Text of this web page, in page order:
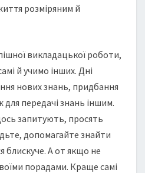
розміряним й
викладацької роботи,
й учимо інших. Дні
нових знань, придбання
передачі знань іншим.
запитують, просять
допомагайте знайти
блискуче. А от якщо не
порадами. Краще самі